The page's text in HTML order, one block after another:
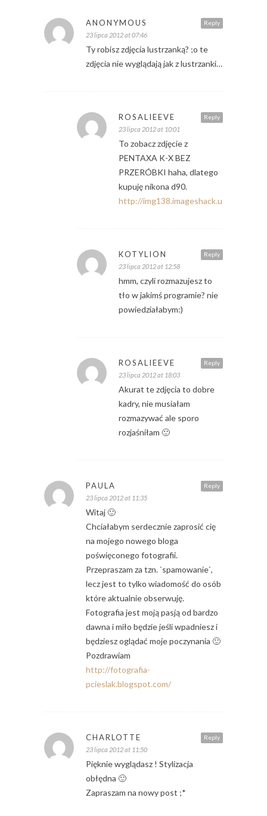
Reply
ANONYMOUS
23 lipca 2012 at 07:46
Ty robisz zdjęcia lustrzanką? ;o te
zdjęcia nie wyglądają jak z lustrzanki…
Reply
ROSALIEEVE
23 lipca 2012 at 10:01
To zobacz zdjęcie z
PENTAXA K-X BEZ
PRZERÓBKI haha, dlatego
kupuję nikona d90.
http://img138.imageshack.us/img138/
Reply
KOTYLION
23 lipca 2012 at 12:58
hmm, czyli rozmazujesz to
tło w jakimś programie? nie
powiedziałabym:)
Reply
ROSALIEEVE
23 lipca 2012 at 18:03
Akurat te zdjęcia to dobre
kadry, nie musiałam
rozmazywać ale sporo
rozjaśniłam 🙂
Reply
PAULA
23 lipca 2012 at 11:35
Witaj 🙂
Chciałabym serdecznie zaprosić cię
na mojego nowego bloga
poświęconego fotografii.
Przepraszam za tzn. `spamowanie`,
lecz jest to tylko wiadomość do osób
które aktualnie obserwuję.
Fotografia jest moją pasją od bardzo
dawna i miło będzie jeśli wpadniesz i
będziesz oglądać moje poczynania 🙂
Pozdrawiam
http://fotografia-
pcieslak.blogspot.com/
Reply
CHARLOTTE
23 lipca 2012 at 11:50
Pięknie wyglądasz ! Stylizacja
obłędna 🙂
Zapraszam na nowy post ;*